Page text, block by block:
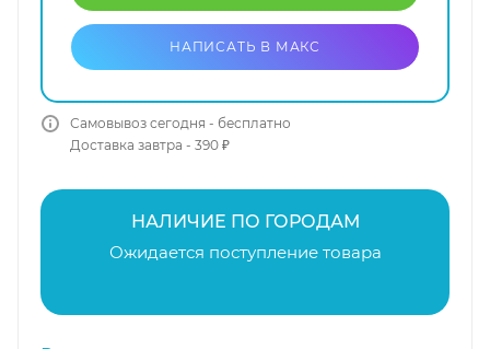
НАПИСАТЬ В МАКС
Самовывоз сегодня - бесплатно
Доставка завтра - 390 ₽
НАЛИЧИЕ ПО ГОРОДАМ
Ожидается поступление товара